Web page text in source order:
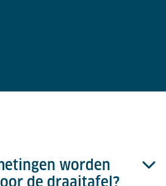
worden
de draaitafel?